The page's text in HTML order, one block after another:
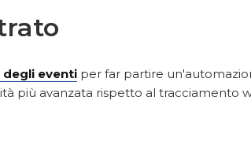
eventi per far partire
più avanzata rispetto al tracciamento